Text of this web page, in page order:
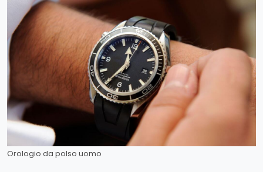
Orologio da polso uomo